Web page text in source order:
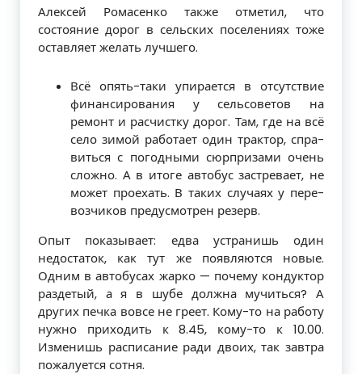
Алексей Ромасенко также отметил, что
состояние дорог в сельских поселениях тоже
оставляет желать лучшего.
Всё опять-таки упирается в отсут­ствие
финансирования у сельсоветов на
ремонт и расчистку дорог. Там, где на всё
село зимой работает один трактор, спра­
виться с погодными сюрпризами очень
сложно. А в итоге автобус застревает, не
может проехать. В таких случаях у пере­
возчиков предусмотрен резерв.
Опыт показывает: едва устранишь один
недостаток, как тут же появляются новые.
Одним в автобусах жарко — поче­му кондуктор
раздетый, а я в шубе долж­на мучиться? А
других печка вовсе не гре­ет. Кому-то на работу
нужно приходить к 8.45, кому-то к 10.00.
Изменишь распи­сание ради двоих, так завтра
пожалуется сотня.